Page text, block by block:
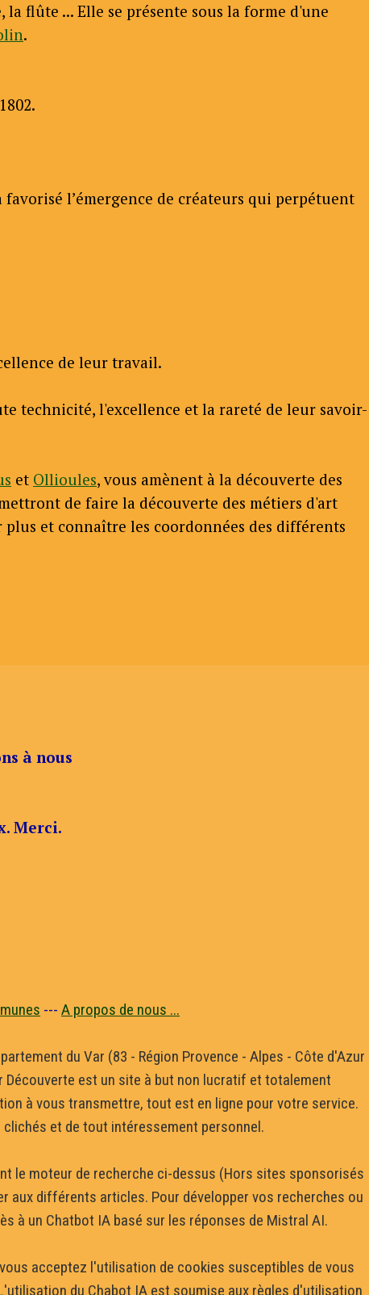
flûte ... Elle se présente sous la forme d'une
.
l’émergence de créateurs qui perpétuent
de leur travail.
technicité, l'excellence et la rareté de leur savoir-
et Ollioules, vous amènent à la découverte des
de faire la découverte des métiers d'art
plus et connaître les coordonnées des différents
à nous
Merci.
--- A propos de nous ...
du Var (83 - Région Provence - Alpes - Côte d'Azur
Découverte est un site à but non lucratif et totalement
à vous transmettre, tout est en ligne pour votre service.
et de tout intéressement personnel.
le moteur de recherche ci-dessus (Hors sites sponsorisés
aux différents articles. Pour développer vos recherches ou
à un Chatbot IA basé sur les réponses de Mistral AI.
acceptez l'utilisation de cookies susceptibles de vous
du Chabot IA est soumise aux règles d'utilisation